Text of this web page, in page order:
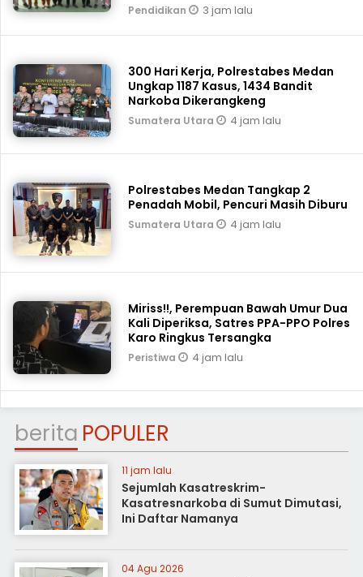
Pendidikan 3 jam lalu
300 Hari Kerja, Polrestabes Medan
Ungkap 1187 Kasus, 1434 Bandit
Narkoba Dikerangkeng
Sumatera Utara 4 jam lalu
Polrestabes Medan Tangkap 2
Penadah Mobil, Pencuri Masih Diburu
Sumatera Utara 4 jam lalu
Miriss!!, Perempuan Bawah Umur Dua
Kali Diperiksa, Satres PPA-PPO Polres
Karo Ringkus Tersangka
Peristiwa 4 jam lalu
berita POPULER
11 jam lalu
Sejumlah Kasatreskrim-
Kasatresnarkoba di Sumut Dimutasi,
Ini Daftar Namanya
04 Agu 2026